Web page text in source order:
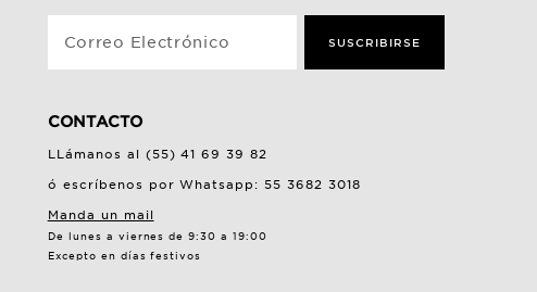
Correo Electrónico SUSCRIBIRSE
CONTACTO
LLámanos al (55) 41 69 39 82
ó escríbenos por Whatsapp: 55 3682 3018
Manda un mail
De lunes a viernes de 9:30 a 19:00
Excepto en días festivos